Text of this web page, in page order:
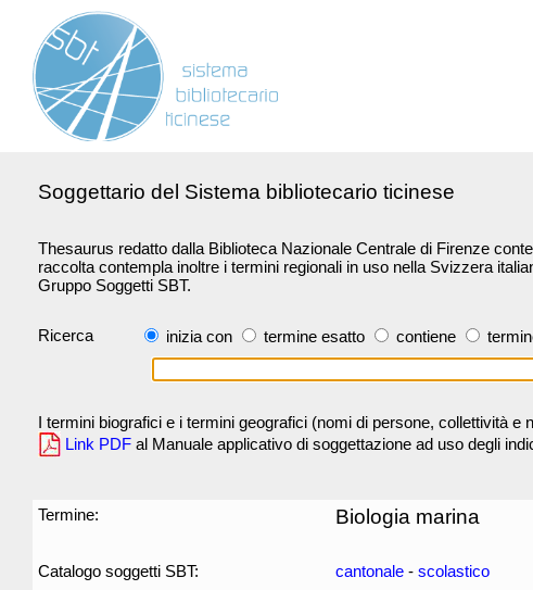
Soggettario del Sistema bibliotecario ticinese
Thesaurus redatto dalla Biblioteca Nazionale Centrale di Firenze
raccolta contempla inoltre i termini regionali in uso nella Svizzera
Gruppo Soggetti SBT.
Ricerca inizia con termine esatto contiene
I termini biografici e i termini geografici (nomi di persone, collettività e
Link PDF al Manuale applicativo di soggettazione ad uso degli
Termine: Biologia marina
Catalogo soggetti SBT: cantonale - scolastico